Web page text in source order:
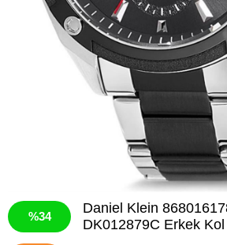
34
Daniel Klein
DK012879C Erkek